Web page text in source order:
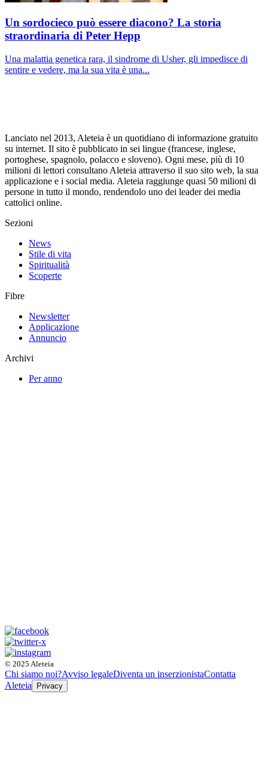
Un sordocieco può essere diacono? La storia
straordinaria di Peter Hepp
Una malattia genetica rara, il sindrome di Usher, gli impedisce di
sentire e vedere, ma la sua vita è una...
Lanciato nel 2013, Aleteia è un quotidiano di informazione gratuito
su internet. Il sito è pubblicato in sei lingue (francese, inglese,
portoghese, spagnolo, polacco e sloveno). Ogni mese, più di 10
milioni di lettori consultano Aleteia attraverso il suo sito web, la sua
applicazione e i social media. Aleteia raggiunge quasi 50 milioni di
persone in tutto il mondo, rendendolo uno dei leader dei media
cattolici online.
Sezioni
News
Stile di vita
Spiritualità
Scoperte
Fibre
Newsletter
Applicazione
Annuncio
Archivi
Per anno
© 2025 Aleteia
Chi siamo noi?Avviso legaleDiventa un inserzionistaContatta
Aleteia
Privacy